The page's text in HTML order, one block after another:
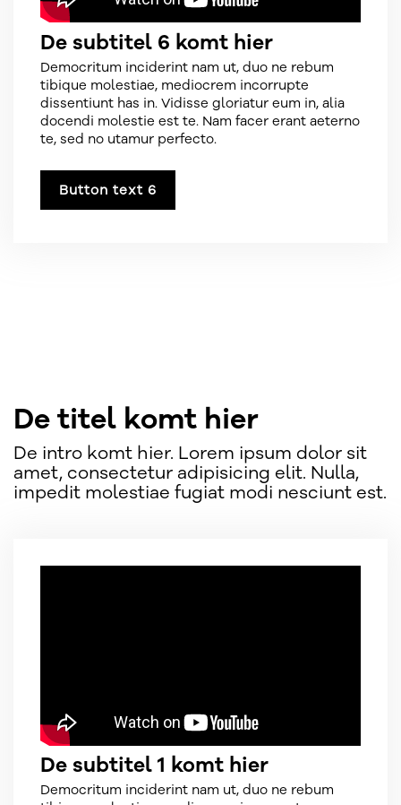
De subtitel 6 komt hier
Democritum inciderint nam ut, duo ne rebum
tibique molestiae, mediocrem incorrupte
dissentiunt has in. Vidisse gloriatur eum in, alia
docendi molestie est te. Nam facer erant aeterno
te, sed no utamur perfecto.
Button text 6
De titel komt hier
De intro komt hier. Lorem ipsum dolor sit
amet, consectetur adipisicing elit. Nulla,
impedit molestiae fugiat modi nesciunt est.
De subtitel 1 komt hier
Democritum inciderint nam ut, duo ne rebum